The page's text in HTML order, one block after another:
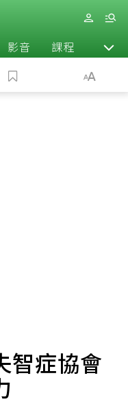
影音 課程 退休
智症協會